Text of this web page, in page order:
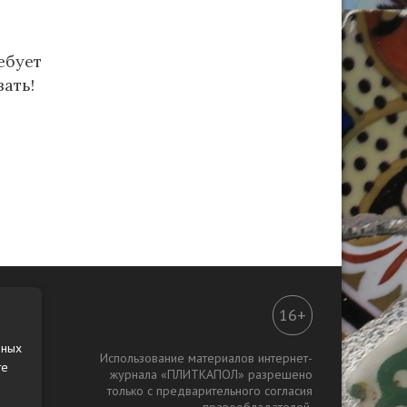
16+
Использование материалов интернет-
журнала «ПЛИТКАПОЛ» разрешено
только с предварительного согласия